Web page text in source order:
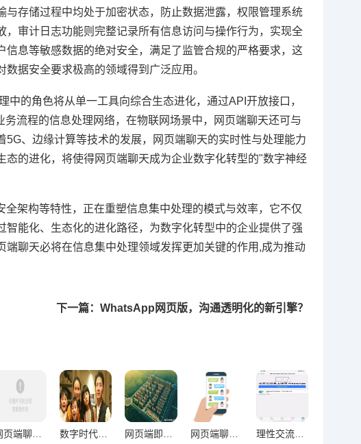
存储过程中均处于加密状态，防止数据泄露，权限管理系统
审计日志功能则完整记录所有信息访问与操作行为，实现全
息等敏感数据的绝对安全，满足了监管合规的严格要求，这
据安全要求极高的领域得到广泛应用。
的角色将从单一工具向综合生态进化，通过API开放接口，
流程的信息处理网络，在物联网场景中，网页端聊天还可与
、边缘计算等技术的发展，网页端聊天的实时性与处理能力
的进化，将使得网页端聊天成为企业数字化转型的"数字神经
架构等特性，正在重塑信息集中处理的模式与效率，它不仅
能化、生态化的进化路径，为数字化转型中的企业提供了强
聊天必将在信息集中处理领域发挥更加关键的作用,成为推动
下一篇：WhatsApp网页版，沟通透明化的新引擎？
网页端聊天对沟通连贯性的提升路径与价值解析 数字时代理性表达革命，电脑聊天重构人类沟通逻辑 网页端即时聊天工具职场多维价值，效率革命与组织生态重构探索 网页端聊天重塑现代沟通新范式 理性交流新载体？WhatsApp网页版适用性与局限性深度解析